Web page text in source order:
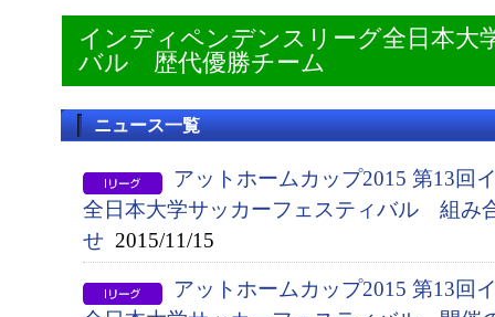
インディペンデンスリーグ全日本大
バル 歴代優勝チーム
ニュース一覧
アットホームカップ2015 第13回
全日本大学サッカーフェスティバル 組み
せ 2015/11/15
アットホームカップ2015 第13回